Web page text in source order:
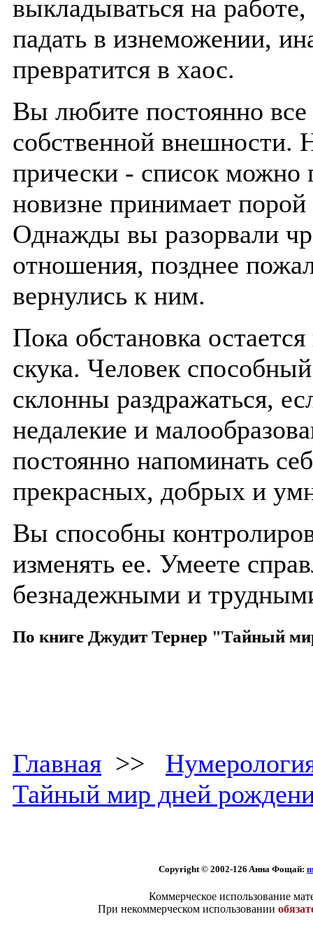
выкладываться на
падать в изнеможении,
превратится в хаос.
Вы любите постоянно
собственной внешности.
прически - список можно
новизне принимает
Однажды вы разорвали
отношения, позднее
вернулись к ним.
Пока обстановка
скука. Человек
склонны раздражаться,
недалекие и
постоянно напоминать
прекрасных, добрых и
Вы способны
изменять ее. Умеете
безнадежными и
По книге Джудит Тернер "Тайный
Главная >>
Тайный мир дней
Copyright © 2002-126 Aннa Фoщaй:
Коммерческое использование
При некоммерческом использовании